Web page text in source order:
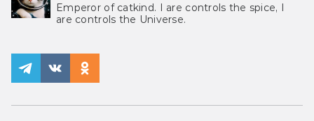
Emperor of catkind. I are controls the spice, I
are controls the Universe.